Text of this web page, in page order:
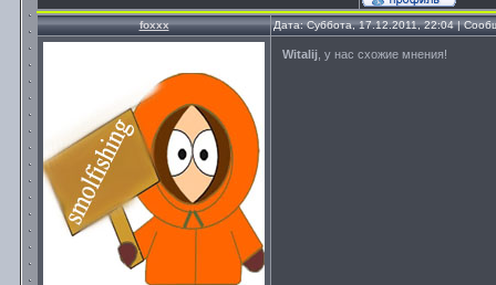
foxxx Дата: Суббота, 17.12.2011, 22:04 |
Witalij , у нас схожие мнения!